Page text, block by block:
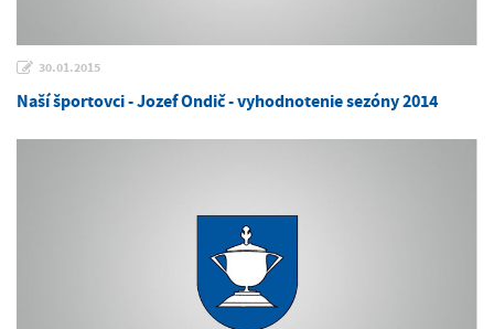
30.01.2015
Naší športovci - Jozef Ondič - vyhodnotenie sezóny 2014